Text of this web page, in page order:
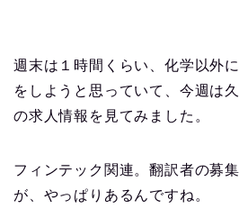
週末は１時間くらい、化学以外
をしようと思っていて、今週は
の求人情報を見てみました。
フィンテック関連。翻訳者の募
が、やっぱりあるんですね。